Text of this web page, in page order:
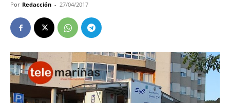
Por Redacción - 27/04/2017